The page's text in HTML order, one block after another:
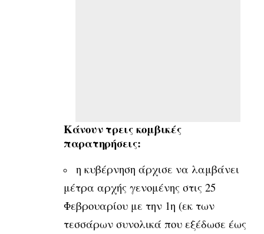
Κάνουν τρεις κομβικές
παρατηρήσεις:
η κυβέρνηση άρχισε να λαμβάνει
μέτρα αρχής γενομένης στις 25
Φεβρουαρίου με την 1η (εκ των
τεσσάρων συνολικά που εξέδωσε έως